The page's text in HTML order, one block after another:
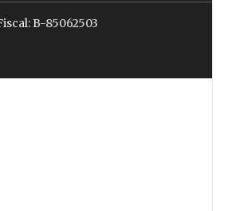
B-85062503